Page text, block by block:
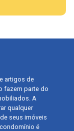
artigos de
fazem parte do
A
qualquer
seus imóveis
é